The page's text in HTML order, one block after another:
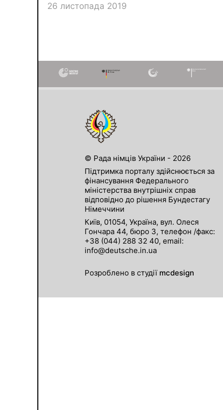
26 листопада 2019
© Рада німців України - 2026
Підтримка порталу здійснюється за
фінансування Федерального
міністерства внутрішніх справ
відповідно до рішення Бундестагу
Німеччини
Київ, 01054, Україна, вул. Олеся
Гончара 44, бюро 3, телефон /факс:
+38 (044) 288 32 40, email:
info@deutsche.in.ua
Розроблено в студії mcdesign